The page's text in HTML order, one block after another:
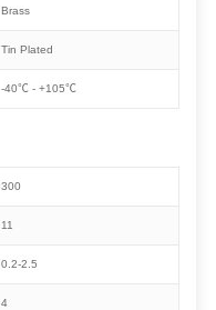
Brass
Tin Plated
-40℃ - +105℃
300
11
0.2-2.5
4